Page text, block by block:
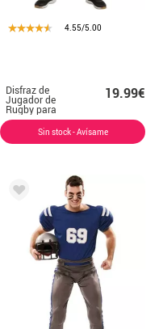
4.55/5.00
Disfraz de
Jugador de
Rugby para
hombre
19.99€
Sin stock - Avísame